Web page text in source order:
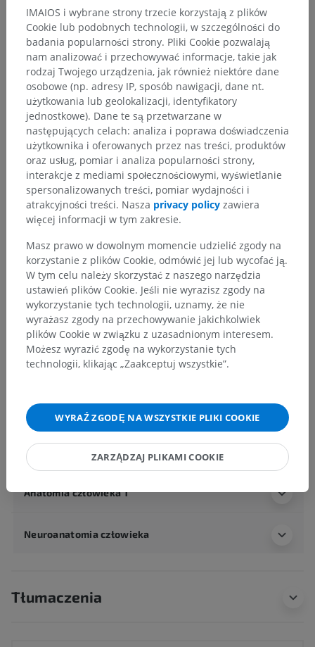
Hierarchia anatomiczna
Anatomia człowieka 2
Ciało ludzkie > Układy integrujące>
Układ sercowo-naczyniowy> Tętnice układowe
Tętnica podobojczykowa> Kanał tętnicy kręgowej
Tętnica podstawna
Tętnice mostu
Powiązane struktury:
Gałęzie przyśrodkowe
Anatomia człowieka 1
Neuroanatomia człowieka
Tłumaczenia
IMAIOS i wybrane strony trzecie korzystają z plików
Cookie lub podobnych technologii, w szczególności do
badania popularności strony. Pliki Cookie pozwalają
nam analizować i przechowywać informacje, takie jak
rodzaj Twojego urządzenia, jak również niektóre dane
osobowe (np. adresy IP, sposób nawigacji, dane nt.
użytkowania lub geolokalizacji, identyfikatory
jednostkowe). Dane te są przetwarzane w
następujących celach: analiza i poprawa doświadczenia
użytkownika i oferowanych przez nas treści, produktów
oraz usług, pomiar i analiza popularności strony,
interakcje z mediami społecznościowymi, wyświetlanie
spersonalizowanych treści, pomiar wydajności i
atrakcyjności treści. Nasza privacy policy zawiera
więcej informacji w tym zakresie.
Masz prawo w dowolnym momencie udzielić zgody na
korzystanie z plików Cookie, odmówić jej lub wycofać ją.
W tym celu należy skorzystać z naszego narzędzia
ustawień plików Cookie. Jeśli nie wyrazisz zgody na
wykorzystanie tych technologii, uznamy, że nie
wyrażasz zgody na przechowywanie jakichkolwiek
plików Cookie w związku z uzasadnionym interesem.
Możesz wyrazić zgodę na wykorzystanie tych
technologii, klikając „Zaakceptuj wszystkie”.
WYRAŹ ZGODĘ NA WSZYSTKIE PLIKI COOKIE
ZARZĄDZAJ PLIKAMI COOKIE